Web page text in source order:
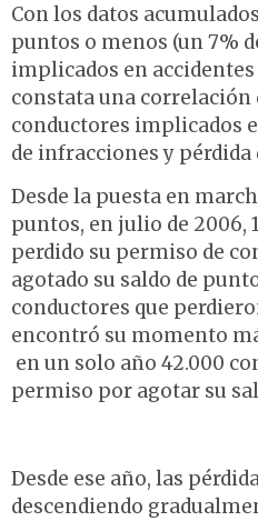
Con los datos
puntos o menos (un 7%
implicados en
constata una correlación
conductores implicados
de infracciones y pérdida
Desde la puesta en
puntos, en julio de 2006,
perdido su permiso de
agotado su saldo de
conductores que
encontró su momento
en un solo año 42.000
permiso por agotar su
Desde ese año, las
descendiendo